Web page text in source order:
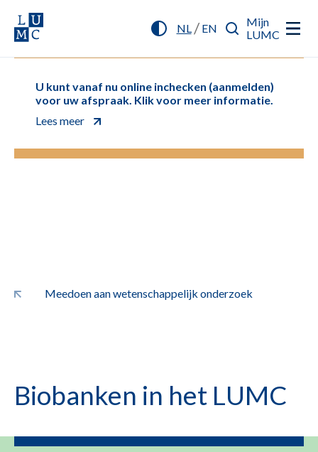
NL/ EN
Mijn
LUMC
U kunt vanaf nu online inchecken (aanmelden)
voor uw afspraak. Klik voor meer informatie.
Lees meer
Meedoen aan wetenschappelijk onderzoek
Biobanken in het LUMC